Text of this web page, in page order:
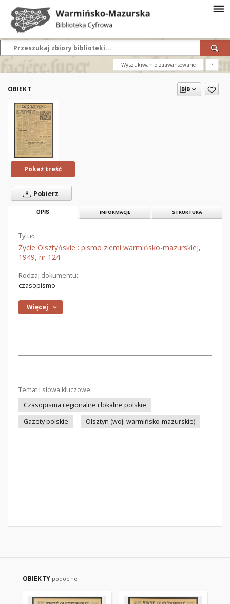
Wyszukiwanie zaawansowane ?
OBIEKT
Pokaż treść
Pobierz
OPIS INFORMACJE STRUKTURA
Tytuł:
Życie Olsztyńskie : pismo ziemi warmińsko-mazurskiej,
1949, nr 124
Rodzaj dokumentu:
czasopismo
Więcej
Temat i słowa kluczowe:
Czasopisma regionalne i lokalne polskie
Gazety polskie
Olsztyn (woj. warmińsko-mazurskie)
OBIEKTY podobne